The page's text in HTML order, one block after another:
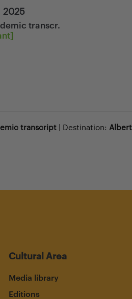
2025
transcr.
transcript | Destination:
Cultural Area
Media library
Editions